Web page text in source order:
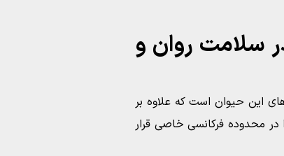
سلامت روان و
این حیوان است که علاوه بر
در محدوده فرکانسی خاصی قرار